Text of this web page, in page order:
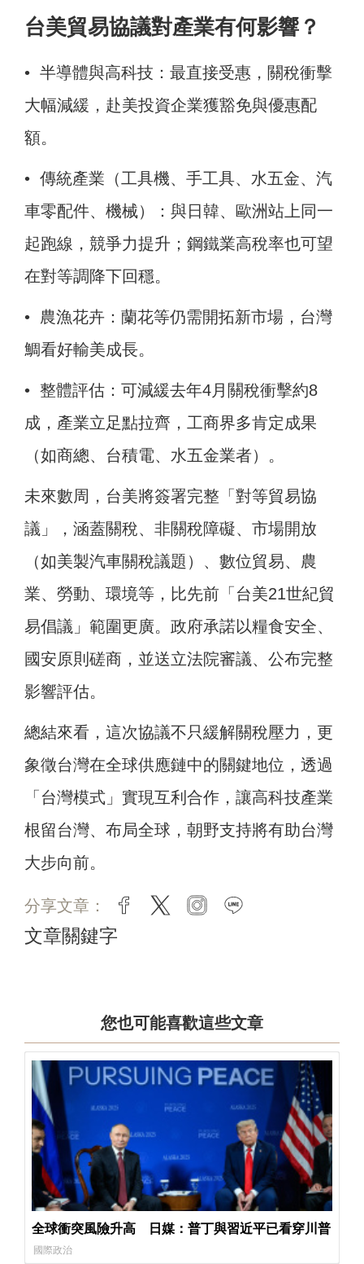
台美貿易協議對產業有何影響？
• 半導體與高科技：最直接受惠，關稅衝擊
大幅減緩，赴美投資企業獲豁免與優惠配
額。
• 傳統產業（工具機、手工具、水五金、汽
車零配件、機械）：與日韓、歐洲站上同一
起跑線，競爭力提升；鋼鐵業高稅率也可望
在對等調降下回穩。
• 農漁花卉：蘭花等仍需開拓新市場，台灣
鯛看好輸美成長。
• 整體評估：可減緩去年4月關稅衝擊約8
成，產業立足點拉齊，工商界多肯定成果
（如商總、台積電、水五金業者）。
未來數周，台美將簽署完整「對等貿易協
議」，涵蓋關稅、非關稅障礙、市場開放
（如美製汽車關稅議題）、數位貿易、農
業、勞動、環境等，比先前「台美21世紀貿
易倡議」範圍更廣。政府承諾以糧食安全、
國安原則磋商，並送立法院審議、公布完整
影響評估。
總結來看，這次協議不只緩解關稅壓力，更
象徵台灣在全球供應鏈中的關鍵地位，透過
「台灣模式」實現互利合作，讓高科技產業
根留台灣、布局全球，朝野支持將有助台灣
大步向前。
分享文章： facebook
twitter instagram
文章關鍵字
您也可能喜歡這些文章
全球衝突風險升高 日媒：普丁與習近平已看穿川普
國際政治